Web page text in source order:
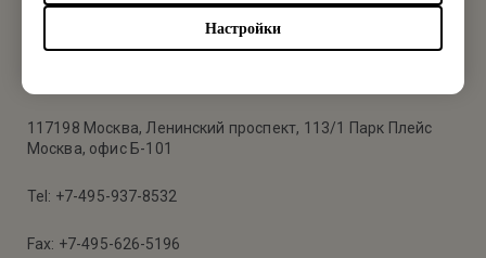
Настройки
Офис BenQ
117198 Москва, Ленинский проспект, 113/1 Парк Плейс
Москва, офис Б-101
Tel: +7-495-937-8532
Fax: +7-495-626-5196